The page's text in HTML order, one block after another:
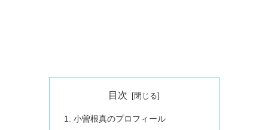
目次
小曽根真のプロフィール